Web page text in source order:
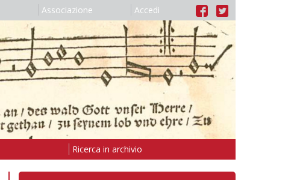
Associazione Accedi
Ricerca in archivio